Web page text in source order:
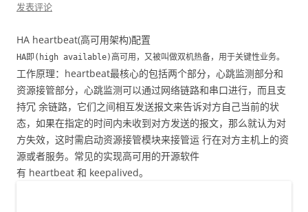
发表评论
HA heartbeat(高可用架构)配置
HA即(high available)高可用，又被叫做双机热备，用于关键性业务。
工作原理：heartbeat最核心的包括两个部分，心跳监测部分和
资源接管部分，心跳监测可以通过网络链路和串口进行，而且支
持冗 余链路，它们之间相互发送报文来告诉对方自己当前的状
态，如果在指定的时间内未收到对方发送的报文，那么就认为对
方失效，这时需启动资源接管模块来接管运 行在对方主机上的资
源或者服务。常见的实现高可用的开源软件
有 heartbeat 和 keepalived。